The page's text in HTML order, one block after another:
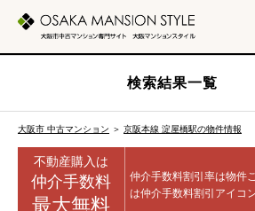
検索結果一覧
大阪市 中古マンション ＞ 京阪本線 淀屋橋駅の物件情報
不動産購入は
仲介手数料
最大無料
仲介手数料割引率は物件
は仲介手数料割引アイコ